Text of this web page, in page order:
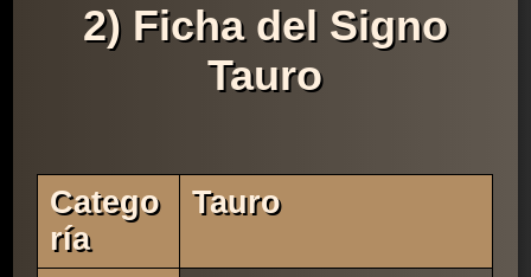
2) Ficha del Signo
Tauro
Catego
Ría
Tauro